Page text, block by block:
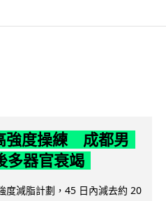
強度操練 成都男
多器官衰竭
度減脂計劃，45 日內減去約 20